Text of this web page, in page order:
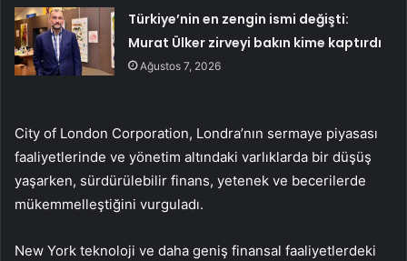
Türkiye’nin en zengin ismi değişti:
Murat Ülker zirveyi bakın kime kaptırdı
Ağustos 7, 2026
City of London Corporation, Londra’nın sermaye piyasası
faaliyetlerinde ve yönetim altındaki varlıklarda bir düşüş
yaşarken, sürdürülebilir finans, yetenek ve becerilerde
mükemmelleştiğini vurguladı.
New York teknoloji ve daha geniş finansal faaliyetlerdeki